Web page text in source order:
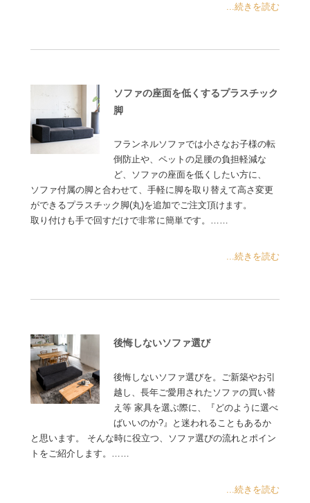
...続きを読む
ソファの座面を低くするプラスチック
脚
フランネルソファでは小さなお子様の転
倒防止や、ペットの足腰の負担軽減な
ど、ソファの座面を低くしたい方に、
ソファ付属の脚と合わせて、手軽に脚を取り替えて高さ変更
ができるプラスチック脚(丸)を追加でご注文頂けます。
取り付けも手で回すだけで非常に簡単です。……
...続きを読む
後悔しないソファ選び
後悔しないソファ選びを。ご新築やお引
越し、長年ご愛用されたソファの買い替
え等 家具を選ぶ際に、『どのように選べ
ばいいのか?』と迷われることもあるか
と思います。 そんな時に役立つ、ソファ選びの流れとポイン
トをご紹介します。……
...続きを読む